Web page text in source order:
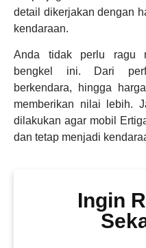
detail dikerjakan dengan
kendaraan.
Anda tidak perlu ragu
bengkel ini. Dari
berkendara, hingga
memberikan nilai lebih.
dilakukan agar mobil
dan tetap menjadi
Ingin